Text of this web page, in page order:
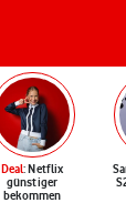
Deal: Netflix
günstiger
bekommen